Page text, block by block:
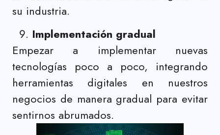
su industria.
Implementación gradual
Empezar a implementar nuevas
tecnologías poco a poco, integrando
herramientas digitales en nuestros
negocios de manera gradual para evitar
sentirnos abrumados.